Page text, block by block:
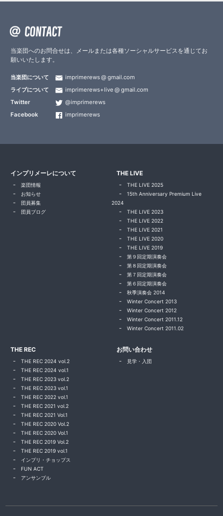
当楽団へのお問合せは、メールまたは各種ソーシャルサービスを通じてお
願いいたします。
当楽団について imprimerews
gmail.com
ライブについて
imprimerews+live
gmail.com
Twitter
@imprimerews
Facebook
imprimerews
インプリメーレについて
楽団情報
お知らせ
団員募集
団員ブログ
THE LIVE
THE LIVE 2025
15th Anniversary Premium Live
2024
THE LIVE 2023
THE LIVE 2022
THE LIVE 2021
THE LIVE 2020
THE LIVE 2019
第９回定期演奏会
第８回定期演奏会
第７回定期演奏会
第６回定期演奏会
秋季演奏会 2014
Winter Concert 2013
Winter Concert 2012
Winter Concert 2011.12
Winter Concert 2011.02
THE REC
THE REC 2024 vol.2
THE REC 2024 vol.1
THE REC 2023 vol.2
THE REC 2023 vol.1
THE REC 2022 vol.1
THE REC 2021 vol.2
THE REC 2021 Vol.1
THE REC 2020 Vol.2
THE REC 2020 Vol.1
THE REC 2019 Vol.2
THE REC 2019 vol.1
インプリ・チョップス
FUN ACT
アンサンブル
お問い合わせ
見学・入団